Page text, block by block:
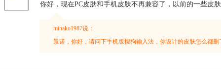
你好，现在PC皮肤和手机皮肤不再兼容了，以前的一些皮
minako1987说：
景诺，你好，请问下手机版搜狗输入法，你设计的皮肤怎么都删